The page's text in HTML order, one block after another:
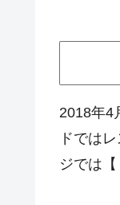
2018年4
ドでは
ジでは【